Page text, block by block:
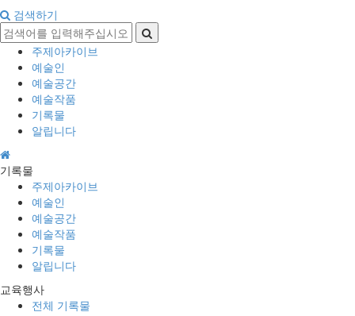
검색하기
주제아카이브
예술인
예술공간
예술작품
기록물
알립니다
기록물
주제아카이브
예술인
예술공간
예술작품
기록물
알립니다
교육행사
전체 기록물